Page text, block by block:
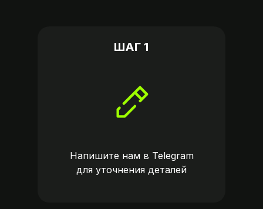
ШАГ 1
Напишите нам в Telegram
для уточнения деталей